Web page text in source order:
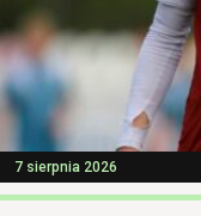
7 sierpnia 2026